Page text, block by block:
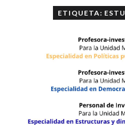
ETIQUETA: